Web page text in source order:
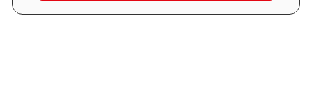
Bitte geben Sie eine gültige 5-stellige Postleitzahl ein.